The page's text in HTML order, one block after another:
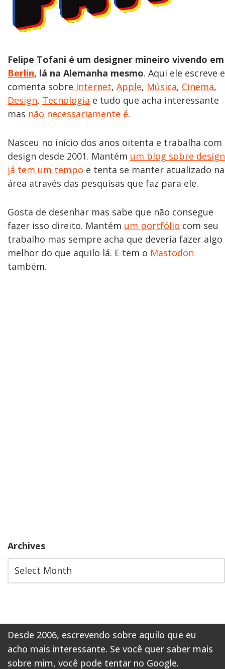
Felipe Tofani é um designer mineiro vivendo em
Berlin, lá na Alemanha mesmo. Aqui ele escreve e
comenta sobre Internet, Apple, Música, Cinema,
Design, Tecnologia e tudo que acha interessante
mas não necessariamente é.
Nasceu no início dos anos oitenta e trabalha com
design desde 2001. Mantém um blog sobre design
já tem um tempo e tenta se manter atualizado na
área através das pesquisas que faz para ele.
Gosta de desenhar mas sabe que não consegue
fazer isso direito. Mantém um portfólio com seu
trabalho mas sempre acha que deveria fazer algo
melhor do que aquilo lá. E tem o Mastodon
também.
Archives
Desde 2006, escrevendo sobre aquilo que eu
acho mais interessante. Se você quer saber mais
sobre mim, você pode tentar no Google.